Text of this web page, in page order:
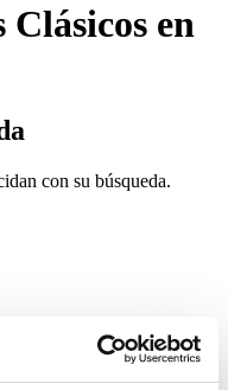
Clásicos en
con su búsqueda.
publique un anuncio